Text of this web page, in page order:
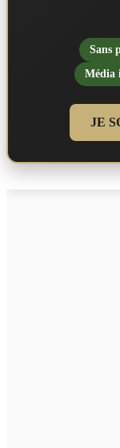
Sans
Média
JE